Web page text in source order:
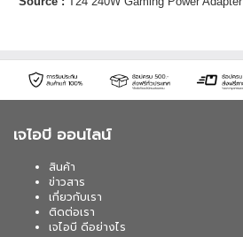
เจไอบี ออนไลน์
สินค้า
ข่าวสาร
เกี่ยวกับเรา
ติดต่อเรา
เจไอบี ดีอย่างไร